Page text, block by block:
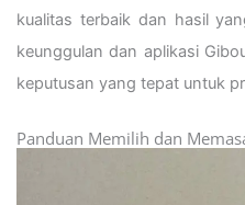
kualitas terbaik dan hasil
keunggulan dan aplikasi
keputusan yang tepat untuk
Panduan Memilih dan